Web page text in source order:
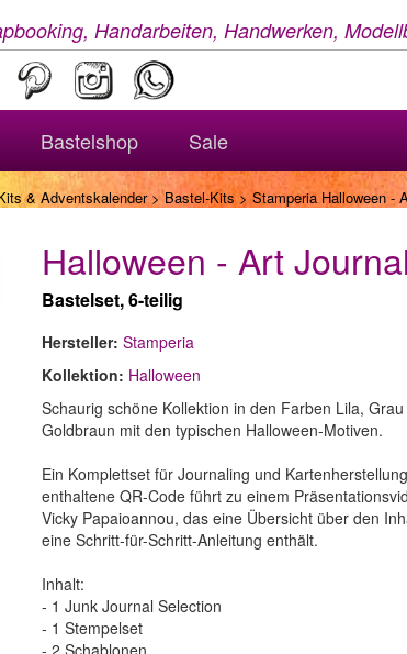
Handarbeiten, Handwerken,
Bastelshop Sale
& Adventskalender>Bastel-Kits> Stamperia Halloween -
Halloween - Art
Bastelset, 6-teilig
Hersteller: Stamperia
Kollektion: Halloween
Schaurig schöne Kollektion in den Farben Lila, Grau
Goldbraun mit den typischen Halloween-Motiven.
Ein Komplettset für Journaling und
enthaltene QR-Code führt zu einem
Vicky Papaioannou, das eine Übersicht über den
eine Schritt-für-Schritt-Anleitung enthält.
Inhalt:
- 1 Junk Journal Selection
- 1 Stempelset
- 2 Schablonen